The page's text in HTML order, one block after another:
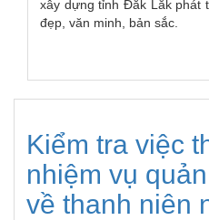
xây dựng tỉnh Đắk Lắk phát
đẹp, văn minh, bản sắc.
Kiểm tra việc
nhiệm vụ
về thanh niên